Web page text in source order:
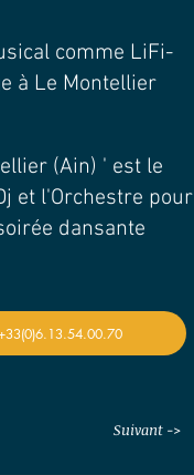
comme LiFi-
à Le Montellier
(Ain) ' est le
et l'Orchestre pour
dansante
Suivant ->